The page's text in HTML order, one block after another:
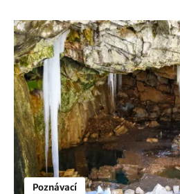
Poznávací